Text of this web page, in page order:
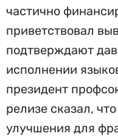
частично
приветствовал
подтверждают
исполнении
президент
релизе сказал,
улучшения для